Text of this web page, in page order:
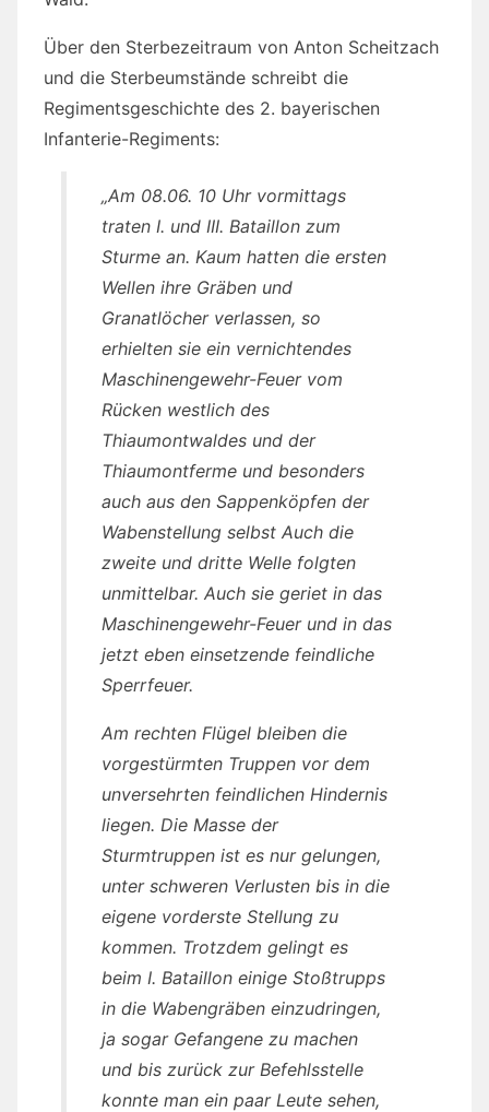
Über den Sterbezeitraum von Anton Scheitzach
und die Sterbeumstände schreibt die
Regimentsgeschichte des 2. bayerischen
Infanterie-Regiments:
„Am 08.06. 10 Uhr vormittags
traten I. und III. Bataillon zum
Sturme an. Kaum hatten die ersten
Wellen ihre Gräben und
Granatlöcher verlassen, so
erhielten sie ein vernichtendes
Maschinengewehr-Feuer vom
Rücken westlich des
Thiaumontwaldes und der
Thiaumontferme und besonders
auch aus den Sappenköpfen der
Wabenstellung selbst Auch die
zweite und dritte Welle folgten
unmittelbar. Auch sie geriet in das
Maschinengewehr-Feuer und in das
jetzt eben einsetzende feindliche
Sperrfeuer.
Am rechten Flügel bleiben die
vorgestürmten Truppen vor dem
unversehrten feindlichen Hindernis
liegen. Die Masse der
Sturmtruppen ist es nur gelungen,
unter schweren Verlusten bis in die
eigene vorderste Stellung zu
kommen. Trotzdem gelingt es
beim I. Bataillon einige Stoßtrupps
in die Wabengräben einzudringen,
ja sogar Gefangene zu machen
und bis zurück zur Befehlsstelle
konnte man ein paar Leute sehen,